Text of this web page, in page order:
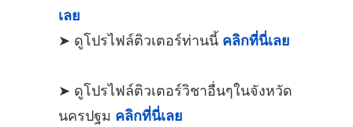
เลย
➤ ดูโปรไฟล์ติวเตอร์ท่านนี้ คลิกที่นี่เลย
➤ ดูโปรไฟล์ติวเตอร์วิชาอื่นๆในจังหวัด
นครปฐม คลิกที่นี่เลย